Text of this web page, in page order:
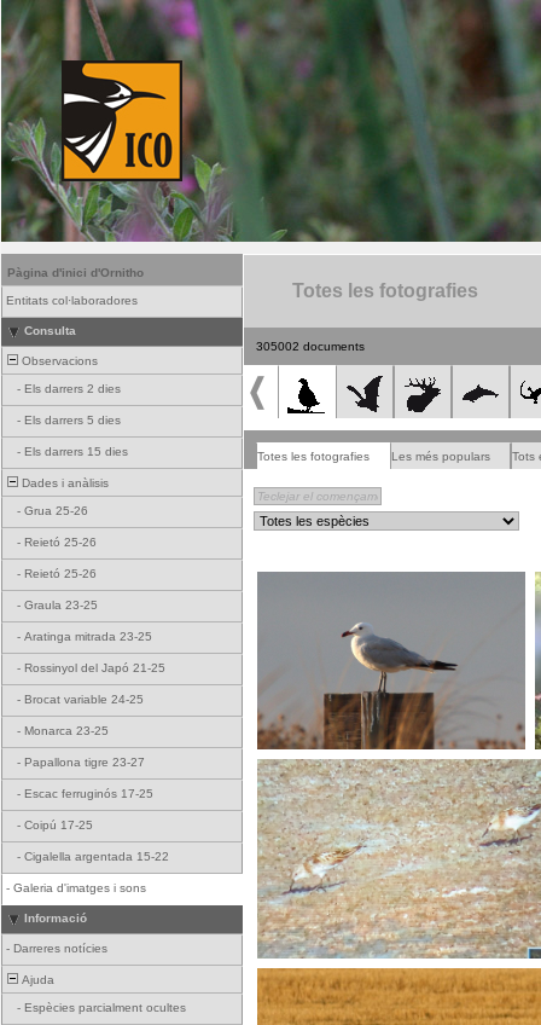
Pàgina d'inici d'Ornitho
Entitats col·laboradores
Consulta
Observacions
- Els darrers 2 dies
- Els darrers 5 dies
- Els darrers 15 dies
Dades i anàlisis
- Grua 25-26
- Reietó 25-26
- Reietó 25-26
- Graula 23-25
- Aratinga mitrada 23-25
- Rossinyol del Japó 21-25
- Brocat variable 24-25
- Monarca 23-25
- Papallona tigre 23-27
- Escac ferruginós 17-25
- Coipú 17-25
- Cigalella argentada 15-22
- Galeria d'imatges i sons
Informació
- Darreres notícies
Ajuda
- Espècies parcialment ocultes
Totes les fotografies
305002 documents
Totes les fotografies Les més populars Tots